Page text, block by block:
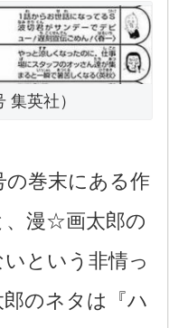
集英社）
の巻末にある作
、漫☆画太郎の
という非情っ
のネタは『ハ